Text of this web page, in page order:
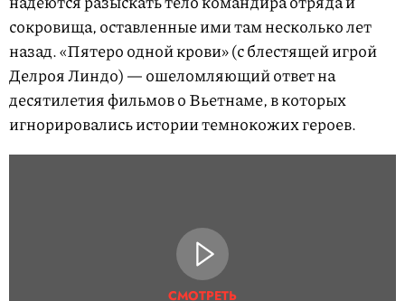
сокровища, оставленные ими там несколько лет
назад. «Пятеро одной крови» (с блестящей игрой
Делроя Линдо) — ошеломляющий ответ на
десятилетия фильмов о Вьетнаме, в которых
игнорировались истории темнокожих героев.
СМОТРЕТЬ